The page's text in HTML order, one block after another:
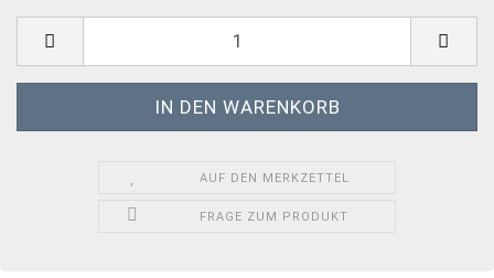
AUF DEN MERKZETTEL
FRAGE ZUM PRODUKT